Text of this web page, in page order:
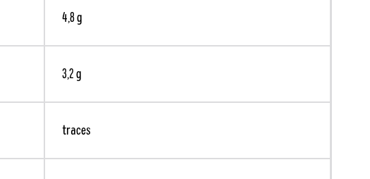
4,8 g
3,2 g
traces